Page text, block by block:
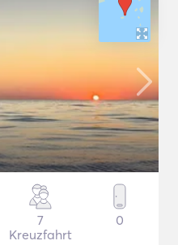
7
Kreuzfahrt
0